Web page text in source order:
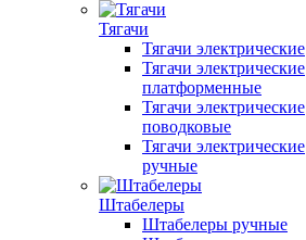
Тягачи
Тягачи электрические
Тягачи электрические
платформенные
Тягачи электрические
поводковые
Тягачи электрические
ручные
Штабелеры
Штабелеры ручные